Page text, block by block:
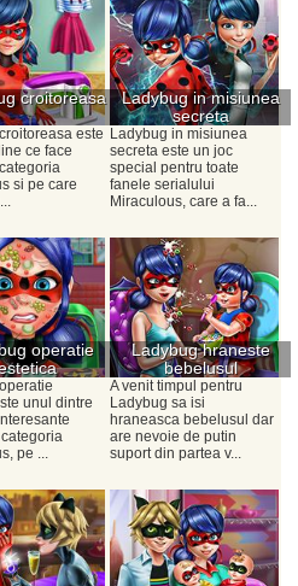
croitoreasa
este
ce face
si pe care
Ladybug in misiunea
secreta
Ladybug in misiunea
secreta este un joc
special pentru toate
fanele serialului
Miraculous, care a fa...
operatie
unul dintre
pe ...
Ladybug hraneste
bebelusul
A venit timpul pentru
Ladybug sa isi
hraneasca bebelusul dar
are nevoie de putin
suport din partea v...